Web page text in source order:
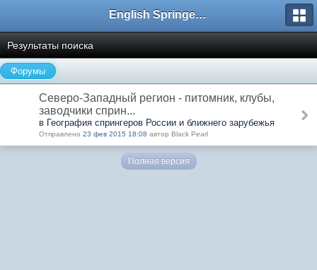
English Springer Spaniel Club
Результаты поиска
Форумы
Северо-Западный регион - питомник, клубы,
заводчики сприн...
в География спрингеров России и ближнего зарубежья
Отправлено 23 фев 2015 18:08 автор Black Pearl
Полная версия